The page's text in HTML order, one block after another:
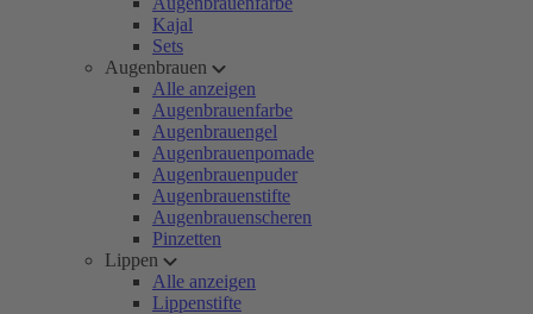
Kajal
Sets
Augenbrauen
Alle anzeigen
Augenbrauenfarbe
Augenbrauengel
Augenbrauenpomade
Augenbrauenpuder
Augenbrauenstifte
Augenbrauenscheren
Pinzetten
Lippen
Alle anzeigen
Lippenstifte